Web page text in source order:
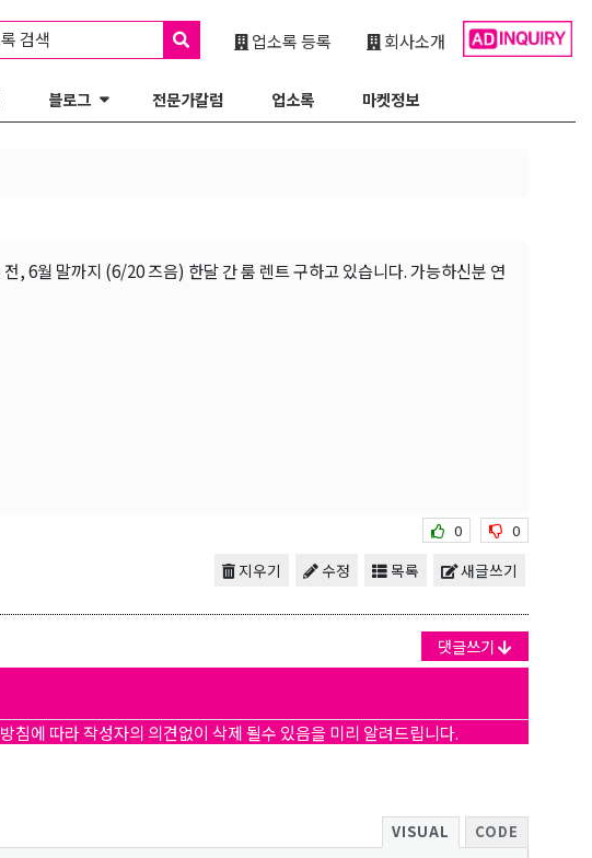
회사소개
업소록 등록
검색
블로그 전문가칼럼 업소록 마켓정보
, 6월 말까지 (6/20 즈음) 한달 간 룸 렌트 구하고 있습니다. 가능하신분 연
0 0
새글쓰기
목록
수정
지우기
댓글쓰기
에 따라 작성자의 의견없이 삭제 될수 있음을 미리 알려드립니다.
VISUAL CODE